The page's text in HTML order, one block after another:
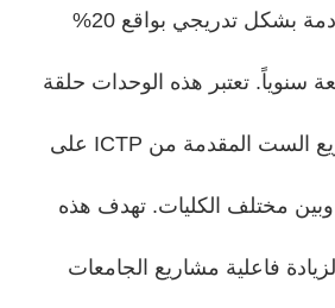
الخمس أعوام القادمة بشكل تدريجي بواقع 20%
سنوياً. تعتبر هذه الوحدات حلقة
الوصل بين المشاريع الست المقدمة من ICTP على
مختلف الكليات. تهدف هذه
فاعلية مشاريع الجامعات